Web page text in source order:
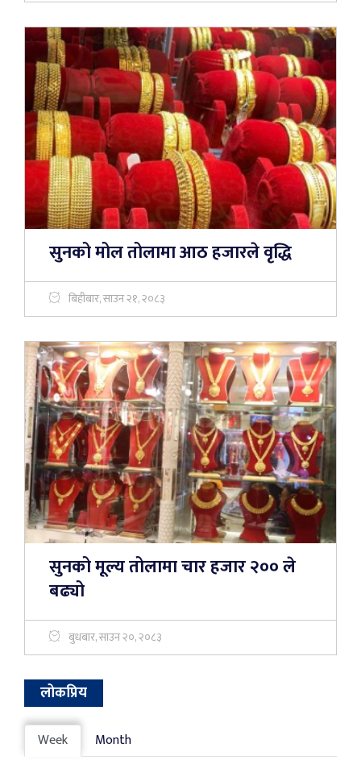
सुनको मोल तोलामा आठ हजारले वृद्धि
बिहीबार, साउन २१, २०८३
सुनको मूल्य तोलामा चार हजार २०० ले
बढ्यो
बुधबार, साउन २०, २०८३
लोकप्रिय
Week Month